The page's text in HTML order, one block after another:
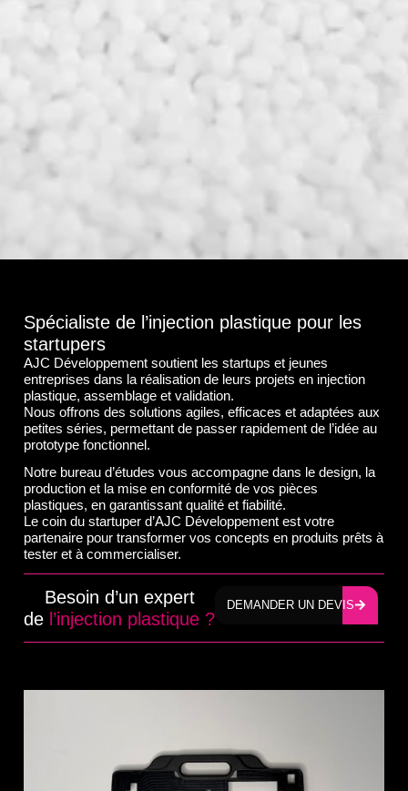
Spécialiste de l’injection plastique pour les
startupers
AJC Développement soutient les startups et jeunes
entreprises dans la réalisation de leurs projets en injection
plastique, assemblage et validation.
Nous offrons des solutions agiles, efficaces et adaptées aux
petites séries, permettant de passer rapidement de l’idée au
prototype fonctionnel.
Notre bureau d’études vous accompagne dans le design, la
production et la mise en conformité de vos pièces
plastiques, en garantissant qualité et fiabilité.
Le coin du startuper d’AJC Développement est votre
partenaire pour transformer vos concepts en produits prêts à
tester et à commercialiser.
Besoin d’un expert
de l’injection plastique ?
DEMANDER UN DEVIS